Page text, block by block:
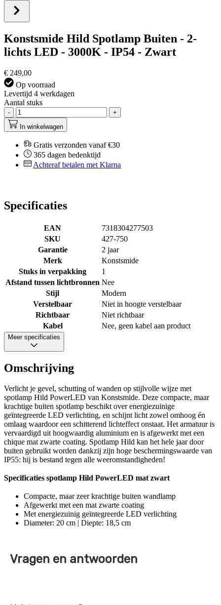
Konstsmide Hild Spotlamp Buiten - 2-
lichts LED - 3000K - IP54 - Zwart
€ 249,00
Op voorraad
Levertijd 4 werkdagen
Aantal stuks
-
+
In winkelwagen
Gratis verzonden vanaf €30
365 dagen bedenktijd
Achteraf betalen met Klarna
Specificaties
EAN
7318304277503
SKU
427-750
Garantie
2 jaar
Merk
Konstsmide
Stuks in verpakking
1
Afstand tussen lichtbronnen Nee
Stijl
Modern
Verstelbaar
Niet in hoogte verstelbaar
Richtbaar
Niet richtbaar
Kabel
Nee, geen kabel aan product
Meer specificaties
Omschrijving
Verlicht je gevel, schutting of wanden op stijlvolle wijze met
spotlamp Hild PowerLED van Konstsmide. Deze compacte, maar
krachtige buiten spotlamp beschikt over energiezuinige
geïntegreerde LED verlichting, en schijnt licht zowel omhoog én
omlaag waardoor een schitterend lichteffect onstaat. Het armatuur is
vervaardigd uit hoogwaardig aluminium en is afgewerkt met een
chique mat zwarte coating. Spotlamp Hild kan het hele jaar door
buiten gebruikt worden dankzij zijn hoge beschermingswaarde van
IP55: hij is bestand tegen alle weeromstandigheden!
Specificaties spotlamp Hild PowerLED mat zwart
Compacte, maar zeer krachtige buiten wandlamp
Afgewerkt met een mat zwarte coating
Met energiezuinig geïntegreerde LED verlichting
Diameter: 20 cm | Diepte: 18,5 cm
Vragen en antwoorden